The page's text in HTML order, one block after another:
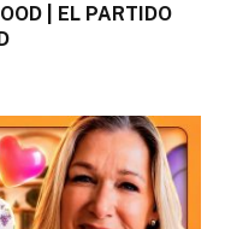
| EL PARTIDO